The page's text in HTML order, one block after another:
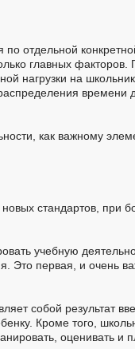
отдельной
главных
нагрузки на
времени
как важному
стандартов, при
учебную
Это первая, и очень
собой результат
Кроме того,
оценивать и